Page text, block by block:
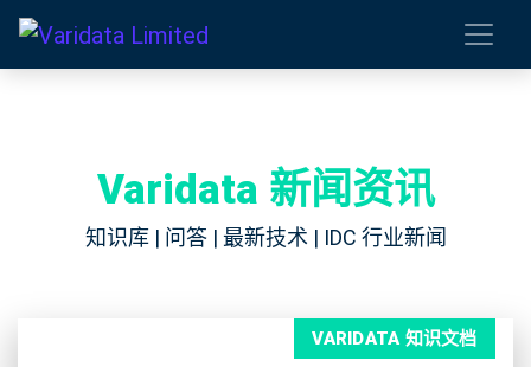
Varidata 新闻资讯
知识库 | 问答 | 最新技术 | IDC 行业新闻
VARIDATA 知识文档